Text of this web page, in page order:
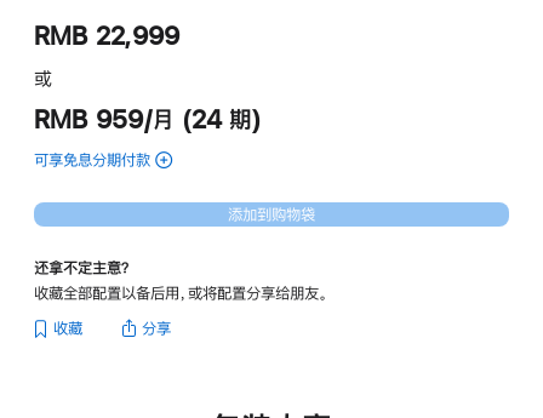
RMB 22,999
或
RMB 959/月 (24 期)
可享免息分期付款 (紫
iMac
(随
支
架
添加到购物袋
还拿不定主意？
收藏全部配置以备后用，或将配置分享给朋友。
收藏 分享